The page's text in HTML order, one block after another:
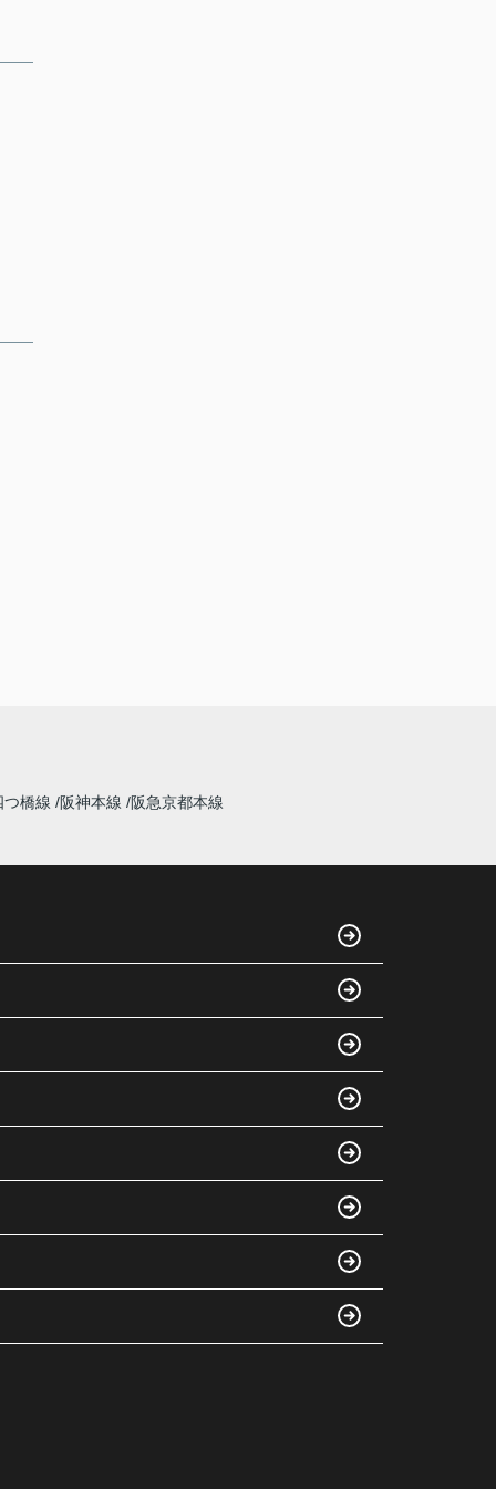
つ橋線 阪神本線 阪急京都本線